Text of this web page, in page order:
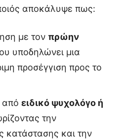
αποκάλυψε πως:
με τον πρώην
υποδηλώνει μια
προσέγγιση προς το
από ειδικό ψυχολόγο ή
την
κατάστασης και την